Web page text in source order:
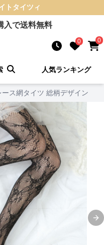
ト タイツィ
入で送料無料
0 0
人気ランキング
ース網タイツ 総柄デザイン